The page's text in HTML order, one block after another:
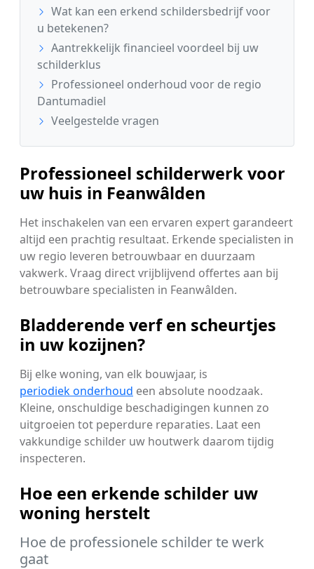
Wat kan een erkend schildersbedrijf voor
u betekenen?
Aantrekkelijk financieel voordeel bij uw
schilderklus
Professioneel onderhoud voor de regio
Dantumadiel
Veelgestelde vragen
Professioneel schilderwerk voor
uw huis in Feanwâlden
Het inschakelen van een ervaren expert garandeert
altijd een prachtig resultaat. Erkende specialisten in
uw regio leveren betrouwbaar en duurzaam
vakwerk. Vraag direct vrijblijvend offertes aan bij
betrouwbare specialisten in Feanwâlden.
Bladderende verf en scheurtjes
in uw kozijnen?
Bij elke woning, van elk bouwjaar, is
periodiek onderhoud een absolute noodzaak.
Kleine, onschuldige beschadigingen kunnen zo
uitgroeien tot peperdure reparaties. Laat een
vakkundige schilder uw houtwerk daarom tijdig
inspecteren.
Hoe een erkende schilder uw
woning herstelt
Hoe de professionele schilder te werk
gaat